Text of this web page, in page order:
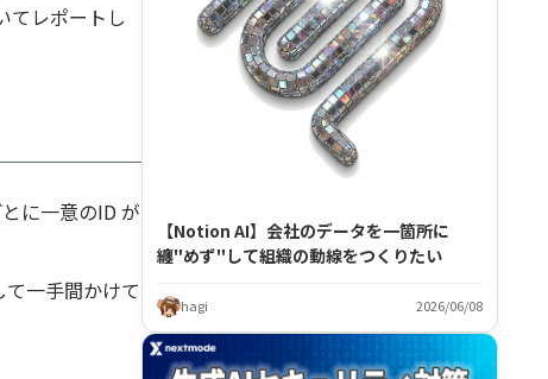
てレポートし
に一意のID が
一手間かけて
【Notion AI】会社のデータを一箇所に
纏"めず"して組織の動線をつくりたい
hagi 2026/06/08